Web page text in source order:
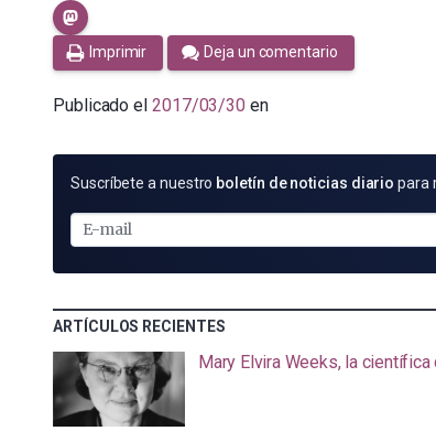
Imprimir Deja un comentario
Publicado el 2017/03/30 en
SUSCRÍBETE
E-
MAIL
Suscríbete a nuestro boletín de noticias diario para
ARTÍCULOS RECIENTES
Mary Elvira Weeks, la